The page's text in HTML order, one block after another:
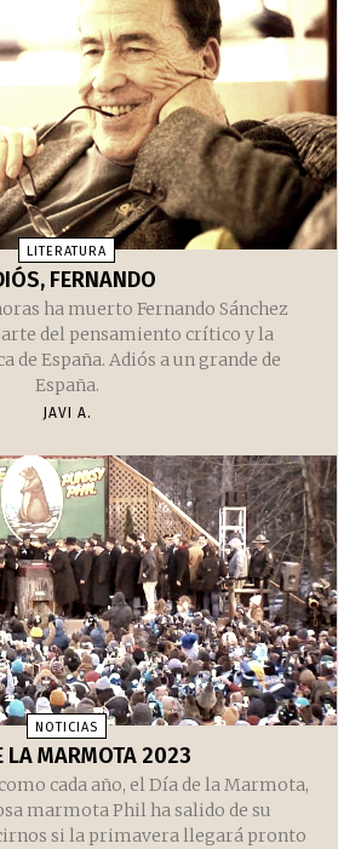
LITERATURA
FERNANDO
ha muerto Fernando Sánchez
del pensamiento crítico y la
España. Adiós a un grande de
España.
JAVI A.
NOTICIAS
LA MARMOTA 2023
cada año, el Día de la Marmota,
marmota Phil ha salido de su
si la primavera llegará pronto